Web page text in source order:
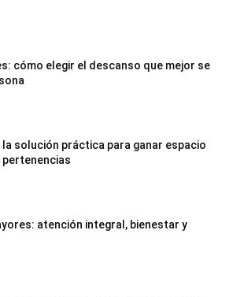
cómo elegir el descanso que mejor se
solución práctica para ganar espacio
pertenencias
atención integral, bienestar y